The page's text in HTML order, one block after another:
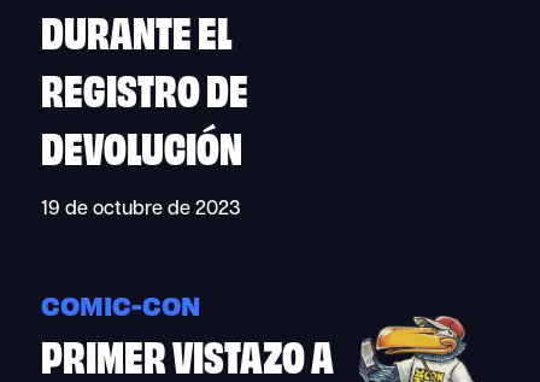
DURANTE EL
REGISTRO DE
DEVOLUCIÓN
19 de octubre de 2023
COMIC-CON
PRIMER VISTAZO A